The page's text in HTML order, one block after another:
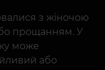
з жіночою
прощанням. У
може
або